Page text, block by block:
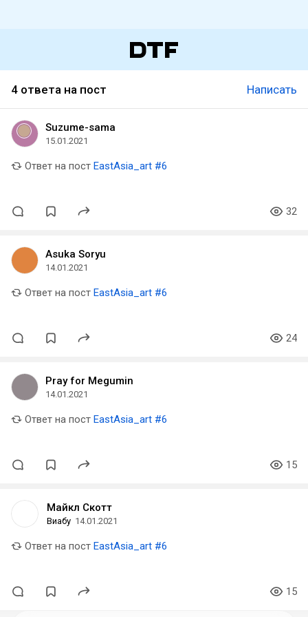
4 ответа на пост Написать
Suzume-sama
15.01.2021
Ответ на пост EastAsia_art #6
32
Asuka Soryu
14.01.2021
Ответ на пост EastAsia_art #6
24
Pray for Megumin
14.01.2021
Ответ на пост EastAsia_art #6
15
Майкл Скотт
Виабу 14.01.2021
Ответ на пост EastAsia_art #6
15